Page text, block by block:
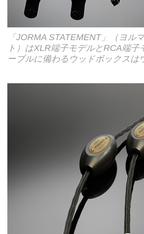
「JORMA STATEMENT」（ヨル
ト）はXLR端子モデルとRCA端子
ーブルに備わるウッドボックスは